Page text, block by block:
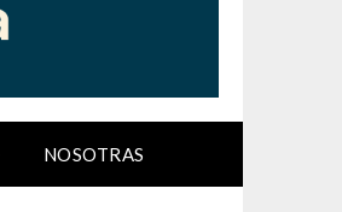
NOSOTRAS